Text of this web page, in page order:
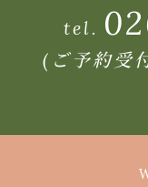
tel.
(ご予約受